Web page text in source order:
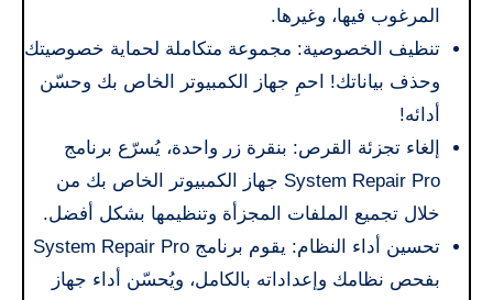
المرغوب فيها، وغيرها.
تنظيف الخصوصية: مجموعة متكاملة لحماية خصوصيتك
وحذف بياناتك! احمِ جهاز الكمبيوتر الخاص بك وحسّن
أدائه!
إلغاء تجزئة القرص: بنقرة زر واحدة، يُسرّع برنامج
System Repair Pro جهاز الكمبيوتر الخاص بك من
خلال تجميع الملفات المجزأة وتنظيمها بشكل أفضل.
تحسين أداء النظام: يقوم برنامج System Repair Pro
بفحص نظامك وإعداداته بالكامل، ويُحسّن أداء جهاز